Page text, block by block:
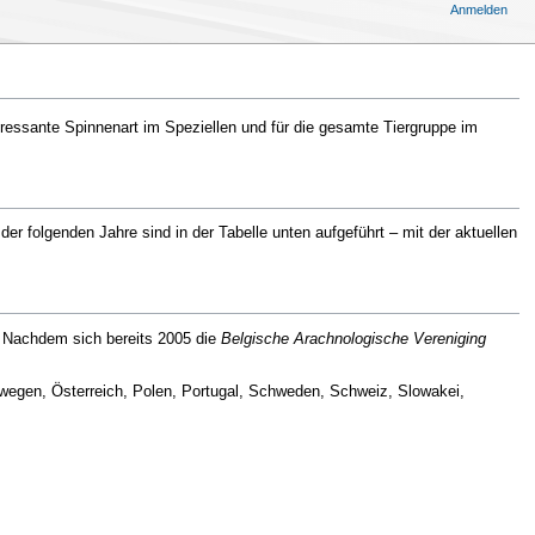
Spinnenart im Speziellen und für die gesamte Tiergruppe im
folgenden Jahre sind in der Tabelle unten aufgeführt – mit der aktuellen
sich bereits 2005 die Belgische Arachnologische Vereniging
Österreich, Polen, Portugal, Schweden, Schweiz, Slowakei,
Anmelden